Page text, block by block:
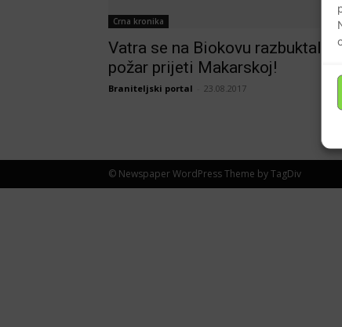
Crna kronika
Vatra se na Biokovu razbuktala,
požar prijeti Makarskoj!
Braniteljski portal 23.08.2017
© Newspaper WordPress Theme by TagDiv